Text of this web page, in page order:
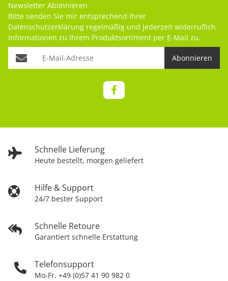
Schnelle Lieferung
Heute bestellt, morgen geliefert
Hilfe & Support
24/7 bester Support
Schnelle Retoure
Garantiert schnelle Erstattung
Telefonsupport
Mo-Fr. +49 (0)57 41 90 982 0
Newsletter Abonnieren
Bitte senden Sie mir entsprechend Ihrer
Datenschutzerklärung regelmäßig und jederzeit widerruflich
Informationen zu Ihrem Produktsortiment per E-Mail zu.
Abonnieren